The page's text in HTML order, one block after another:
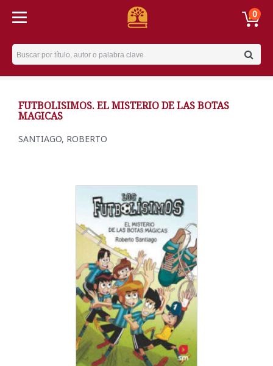
0
Username
FUTBOLISIMOS. EL MISTERIO DE LAS BOTAS
MAGICAS
SANTIAGO, ROBERTO